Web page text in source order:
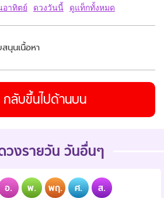
อาทิตย์ ดวงวันนี้ ดูแท็กทั้งหมด
นุนเนื้อหา
กลับขึ้นไปด้านบน
วงรายวัน วันอื่นๆ
อ. พ. พฤ. ศ. ส.